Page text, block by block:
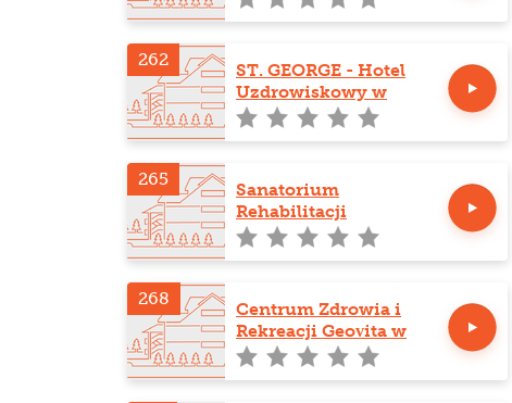
262
ST. GEORGE - Hotel
Uzdrowiskowy w
Kudowie-Zdroju
265
Sanatorium
Rehabilitacji
Uzdrowiskowej Revita
268
Centrum Zdrowia i
Rekreacji Geovita w
Muszynie